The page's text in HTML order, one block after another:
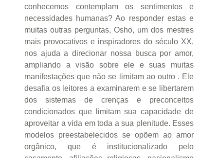
conhecemos contemplam os sentimentos e
necessidades humanas? Ao responder estas e
muitas outras perguntas, Osho, um dos mestres
mais provocativos e inspiradores do século XX,
nos ajuda a direcionar nossa busca por amor,
ampliando a visão sobre ele e suas muitas
manifestações que não se limitam ao outro . Ele
desafia os leitores a examinarem e se libertarem
dos sistemas de crenças e preconceitos
condicionados que limitam sua capacidade de
aproveitar a vida em toda a sua plenitude. Esses
modelos preestabelecidos se opõem ao amor
orgânico, que é institucionalizado pelo